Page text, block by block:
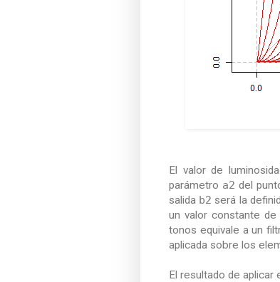
El valor de
parámetro a2 del
salida b2 será la
un valor constante
tonos equivale a un
aplicada sobre los
El resultado de aplicar